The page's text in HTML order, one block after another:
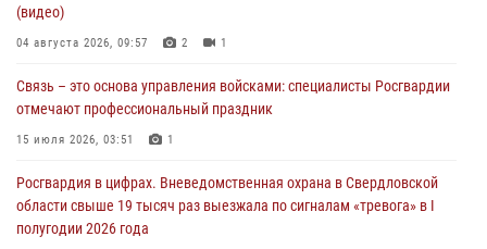
города в Екатеринбурге
03 августа 2026, 07:43 3
Росгвардия приняла участие в межведомственном
антитеррористическом учении в Свердловской области
31 июля 2026, 12:27 1
Росгвардия обеспечивает безопасность граждан на южном
направлении
31 июля 2026, 06:56
(видео)
04 августа 2026, 09:57 2 1
Связь – это основа управления войсками: специалисты Росгвардии
отмечают профессиональный праздник
15 июля 2026, 03:51 1
Росгвардия в цифрах. Вневедомственная охрана в Свердловской
области свыше 19 тысяч раз выезжала по сигналам «тревога» в I
полугодии 2026 года